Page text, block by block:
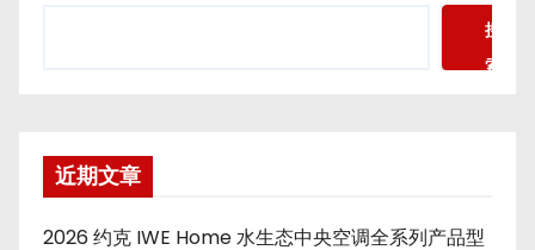
搜
索
近期文章
2026 约克 IWE Home 水生态中央空调全系列产品型